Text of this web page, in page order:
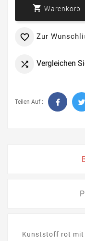
 Warenkorb
 Zur
 Vergleichen
Teilen Auf :
Kunststoff rot mit